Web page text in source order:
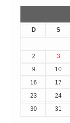
D S
2
3
9
10
16
17
23
24
30
31